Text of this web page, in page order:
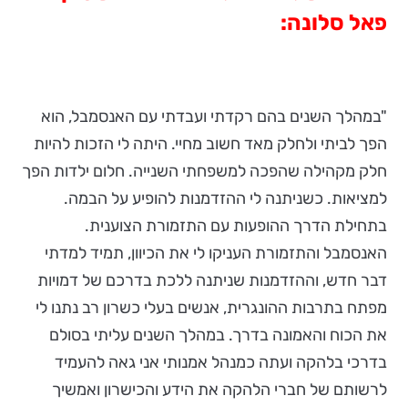
פאל סלונה:
"במהלך השנים בהם רקדתי ועבדתי עם האנסמבל, הוא
הפך לביתי ולחלק מאד חשוב מחיי. היתה לי הזכות להיות
חלק מקהילה שהפכה למשפחתי השנייה. חלום ילדות הפך
למציאות. כשניתנה לי ההזדמנות להופיע על הבמה.
בתחילת הדרך ההופעות עם התזמורת הצוענית.
האנסמבל והתזמורת העניקו לי את הכיוון, תמיד למדתי
דבר חדש, וההזדמנות שניתנה ללכת בדרכם של דמויות
מפתח בתרבות ההונגרית, אנשים בעלי כשרון רב נתנו לי
את הכוח והאמונה בדרך. במהלך השנים עליתי בסולם
בדרכי בלהקה ועתה כמנהל אמנותי אני גאה להעמיד
לרשותם של חברי הלהקה את הידע והכישרון ואמשיך